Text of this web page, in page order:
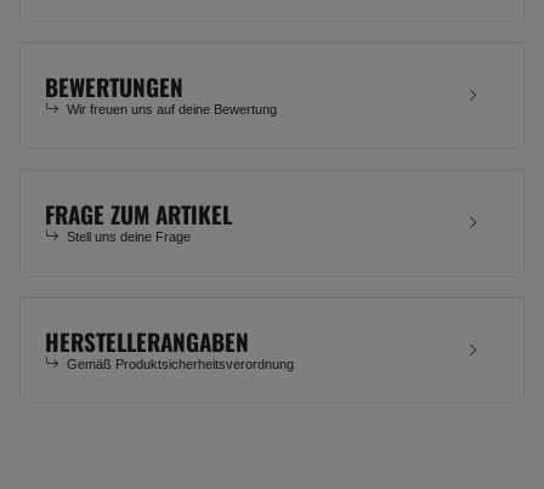
BEWERTUNGEN
Wir freuen uns auf deine Bewertung
FRAGE ZUM ARTIKEL
Stell uns deine Frage
HERSTELLERANGABEN
Gemäß Produktsicherheitsverordnung